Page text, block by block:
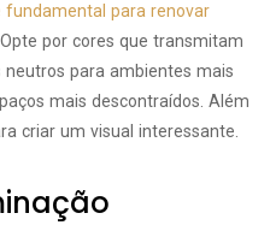
fundamental para renovar
. Opte por cores que transmitam
para ambientes mais
mais descontraídos. Além
criar um visual interessante.